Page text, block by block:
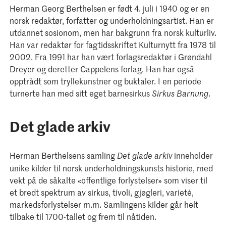
Herman Georg Berthelsen er født 4. juli i 1940 og er en
norsk redaktør, forfatter og underholdningsartist. Han er
utdannet sosionom, men har bakgrunn fra norsk kulturliv.
Han var redaktør for fagtidsskriftet Kulturnytt fra 1978 til
2002. Fra 1991 har han vært forlagsredaktør i Grøndahl
Dreyer og deretter Cappelens forlag. Han har også
opptrådt som tryllekunstner og buktaler. I en periode
turnerte han med sitt eget barnesirkusSirkus Barnung.
Det glade arkiv
Herman Berthelsens samlingDet glade arkivinneholder
unike kilder til norsk underholdningskunsts historie, med
vekt på de såkalte «offentlige forlystelser» som viser til
et bredt spektrum av sirkus, tivoli, gjøgleri, varietè,
markedsforlystelser m.m. Samlingens kilder går helt
tilbake til 1700-tallet og frem til nåtiden.